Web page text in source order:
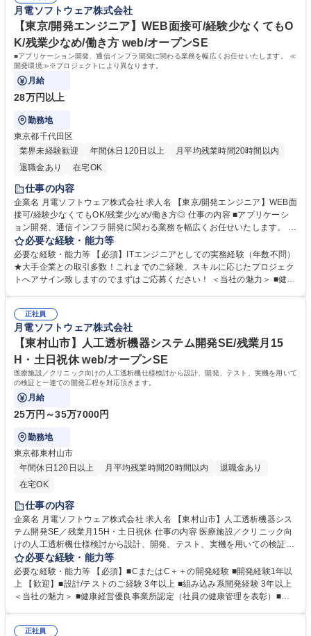
負しております 募集職種 【関東エリア/国内ブリッジSE】WEB面接可能
◎100％請負案件/年休122日
月電ソフトウェア株式会社
【東京/開発エンジニア】WEB面接可/経験少なくてもO
K/残業少なめ/働き方 web/オープンSE
■アプリケーション開発、通信インフラ開発に関わる業務を幅広くお任せいたします。 ≪
開発環境≫※プロジェクトにより異なります。
月給
28万円以上
勤務地
東京都千代田区
業界未経験歓迎
年間休日120日以上
月平均残業時間20時間以内
退職金あり
在宅OK
仕事の内容
企業名 月電ソフトウェア株式会社 求人名 【東京/開発エンジニア】WEB面
接可/経験少なくてもOK/残業少なめ/働き方◎ 仕事の内容 ■アプリケーシ
ョン開発、通信インフラ開発に関わる業務を幅広くお任せいたします。 ≪
開発環境≫※プロジェクトにより異なります。 ■開発フロー：ウォーター
フォール開発／アジャイル開発 ・SVN／Github ・Dockerを利用した開発
環境もある ■言語：Java／JavaScript／C／C＋＋／python など ■フレー
ムワーク：React／Angular／Struts／Mybatis／terasoluna ■DB：Oracle
必要な経験・能力等
必要な経験・能力等 【必須】ITエンジニアとしての実務経験（年数不問）
★大手企業との取引多数！これまでのご経験、スキルに応じたプロジェク
トへアサイン致しますのでまずはご応募ください！ ＜当社の魅力＞ ■健康
ームビルディング、PL管理、経営まで幅広い経営スキル■英語研修や英語
力を養える環境■上司との定期面談あり（業務やキャリア形成などの相
談・アドバイスの機会） 学歴・資格 学歴：大学院 大学 高専 短大 専修学
校 語学力： 資格：
正社員
月電ソフトウェア株式会社
【東村山市】人工透析機器システム開発SE/残業月15
H・土日祝休 web/オープンSE
医療施設／クリニック向けの人工透析機仕様検討から設計、開発、テスト、実機を用いて
の検証と一連での開発工程を対応頂きます。
月給
25万円～35万7000円
勤務地
東京都東村山市
年間休日120日以上
月平均残業時間20時間以内
退職金あり
在宅OK
仕事の内容
企業名 月電ソフトウェア株式会社 求人名 【東村山市】人工透析機器シス
テム開発SE／残業月15H・土日祝休 仕事の内容 医療施設／クリニック向
けの人工透析機仕様検討から設計、開発、テスト、実機を用いての検証と
一連での開発工程を対応頂きます。 【具体的な仕事内容】◇人工透析機器
ソフトウェア設計開発 ◇第三者検証 ◇業務ドキュメント作成 【プロジェ
クト事例】大手医療機器メーカーにおける開発業務・機能移植など 【開発
環境】◇開発フロー:ウォーターフォール開発/アジャイル開発 ◇言語:C言
必要な経験・能力等
必要な経験・能力等 【必須】■CまたはC＋＋の開発経験 ■開発経験1年以
上 【歓迎】■設計/テストのご経験 3年以上 ■組み込み系開発経験 3年以上
＜当社の魅力＞ ■健康経営優良事業所認定（社員の健康管理を表彰）■年
スキル■英語研修や英語力を養える環境■上司との定期面談あり（業務やキ
正社員